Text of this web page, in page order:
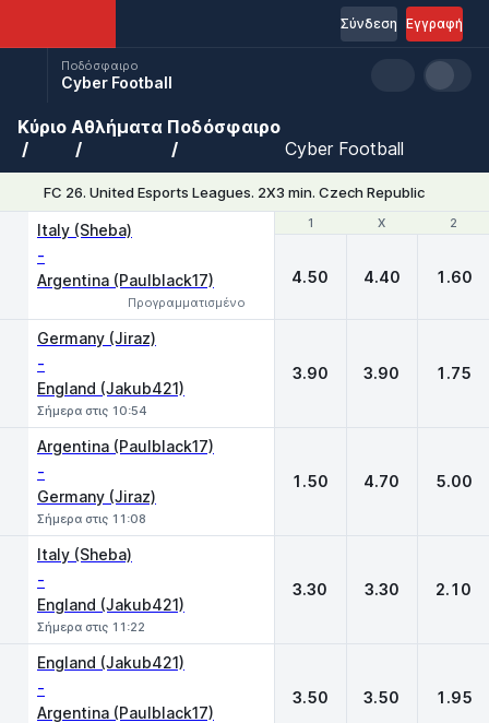
Εγγραφή
Σύνδεση
Ποδόσφαιρο
Cyber Football
Κύριο Αθλήματα Ποδόσφαιρο
Cyber Football
FC 26. United Esports Leagues. 2X3 min. Czech Republic
1 X 2
Italy (Sheba)
-
Argentina (Paulblack17)
Προγραμματισμένο
1 X 2
4.50 4.40 1.60
Germany (Jiraz)
-
England (Jakub421)
Σήμερα στις 10:54
3.90 3.90 1.75
Argentina (Paulblack17)
-
Germany (Jiraz)
Σήμερα στις 11:08
1.50 4.70 5.00
Italy (Sheba)
-
England (Jakub421)
Σήμερα στις 11:22
3.30 3.30 2.10
England (Jakub421)
-
Argentina (Paulblack17)
3.50 3.50 1.95